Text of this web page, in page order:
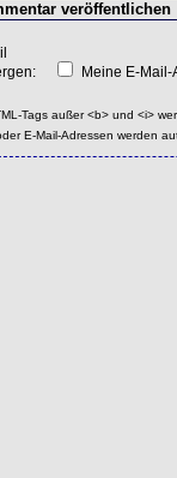
Meine E-
Tags außer <b> und <i>
E-Mail-Adressen werden